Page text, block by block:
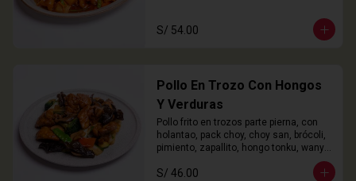
S/ 54.00
Pollo En Trozo Con Hongos
Y Verduras
Pollo frito en trozos parte pierna, con
holantao, pack choy, choy san, brócoli,
pimiento, zapallito, hongo tonku, wanyi
S/ 46.00